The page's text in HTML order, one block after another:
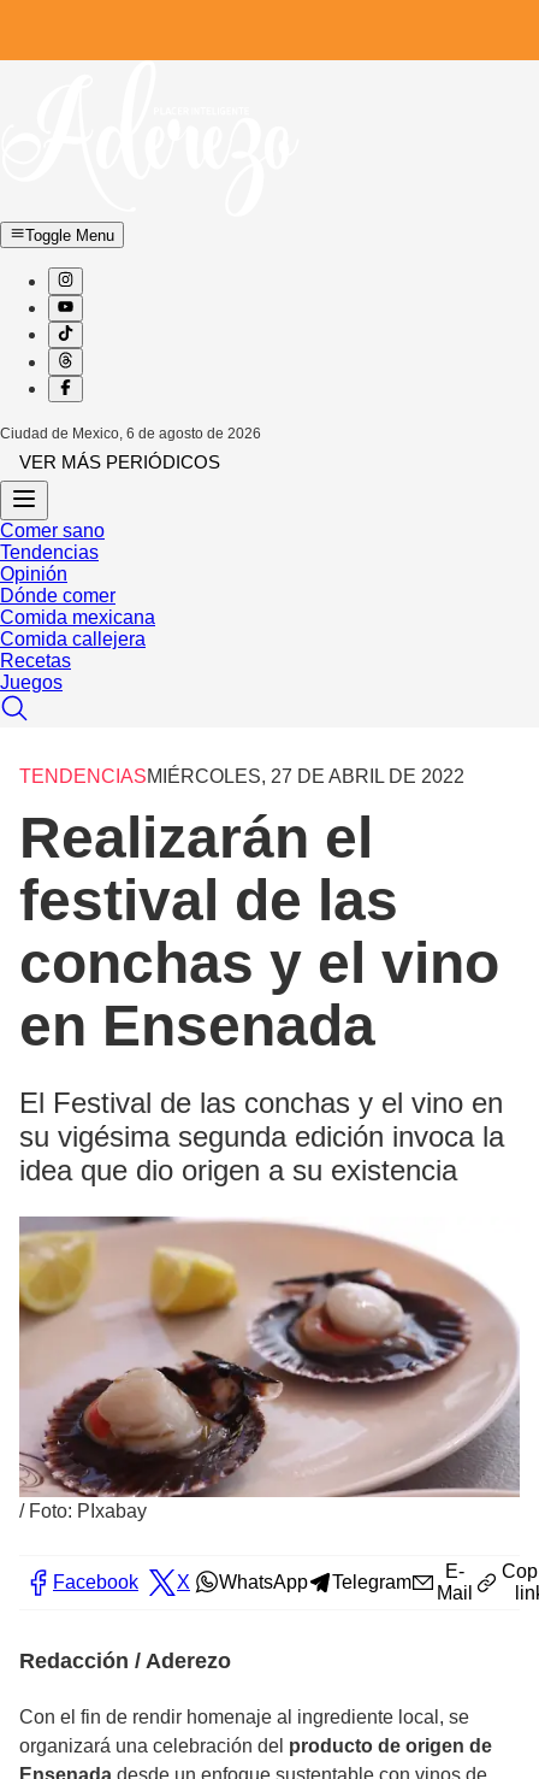
Toggle Menu
Ciudad de Mexico, 6 de agosto de 2026
VER MÁS PERIÓDICOS
Comer sano
Tendencias
Opinión
Dónde comer
Comida mexicana
Comida callejera
Recetas
Juegos
TENDENCIASMIÉRCOLES, 27 DE ABRIL DE 2022
Realizarán el
festival de las
conchas y el vino
en Ensenada
El Festival de las conchas y el vino en
su vigésima segunda edición invoca la
idea que dio origen a su existencia
/ Foto: PIxabay
Facebook X WhatsApp Telegram
E-
Mail
Redacción / Aderezo
Con el fin de rendir homenaje al ingrediente local, se
organizará una celebración del producto de origen de
Ensenada desde un enfoque sustentable con vinos de